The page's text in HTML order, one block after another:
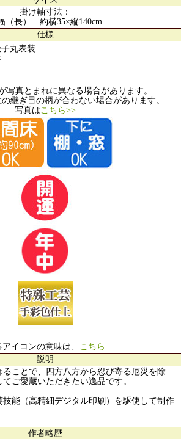
掛け軸寸法：
（長） 約横35×縦140cm
仕様
表装
写真とまれに異なる場合があります。
継ぎ目の柄が合わない場合があります。
写真はこちら>>
イコンの意味は、 こちら
説明
ことで、四方八方から忍び寄る厄災を除
ご愛蔵いただきたい逸品です。
能（高精細デジタル印刷）を駆使して制作
作者略歴